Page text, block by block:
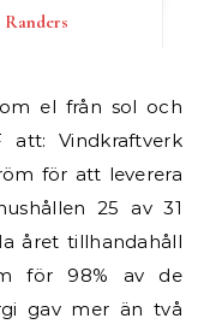
Randers
Vindkraftverk
för att leverera
25 av 31
året tillhandahåll
för 98% av de
gav mer än två